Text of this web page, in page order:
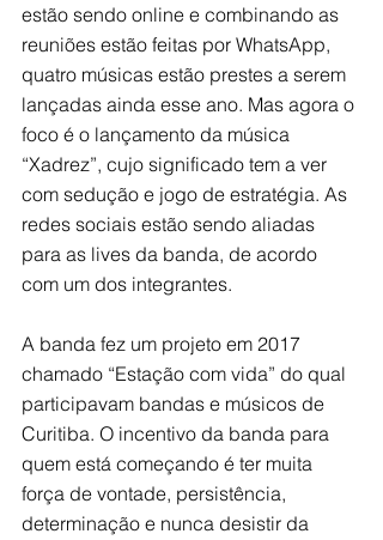
estão sendo online e combinando as
reuniões estão feitas por WhatsApp,
quatro músicas estão prestes a serem
lançadas ainda esse ano. Mas agora o
foco é o lançamento da música
“Xadrez”, cujo significado tem a ver
com sedução e jogo de estratégia. As
redes sociais estão sendo aliadas
para as lives da banda, de acordo
com um dos integrantes.
A banda fez um projeto em 2017
chamado “Estação com vida” do qual
participavam bandas e músicos de
Curitiba. O incentivo da banda para
quem está começando é ter muita
força de vontade, persistência,
determinação e nunca desistir da